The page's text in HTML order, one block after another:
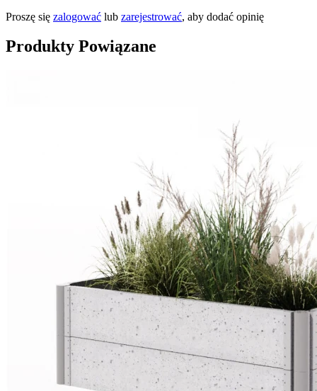
Proszę się zalogować lub zarejestrować, aby dodać opinię
Produkty Powiązane